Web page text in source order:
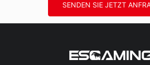
SENDEN SIE JETZT